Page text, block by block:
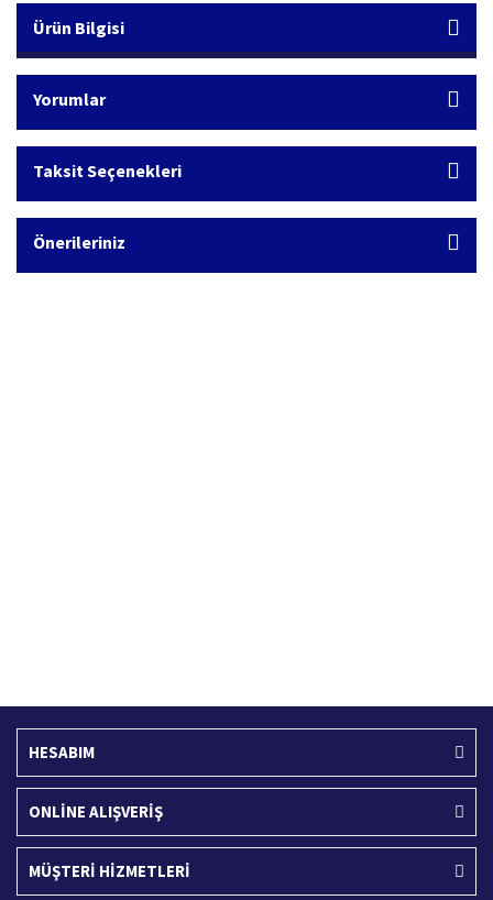
Ürün Bilgisi
Yorumlar
Taksit Seçenekleri
Önerileriniz
HESABIM
ONLİNE ALIŞVERİŞ
MÜŞTERİ HİZMETLERİ